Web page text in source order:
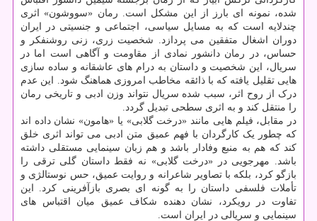
شده، نمونه ای بارز از این مشکل است. رمان «سووشون» اثری
چندلایه است که به مسایل سیاسی، اجتماعی و جنسیتی در ایران
دوران اشغال متفقین می پردازد. شخصیت زری، زنی روشنفکر و
حساس، در رمان دانشور نمادی از مقاومت و آگاهی است اما در
سریال، این شخصیت و داستان به درام های عاشقانه و ساده سازی
هایی تقلیل یافته که با ذائقه مخاطب امروزی هماهنگ شود. این عدم
درک از روح اثر، سبب شده سریال نتواند وزن ادبی و تاریخی رمان
را منتقل کند و به اثری سطحی تبدیل گردد.
در مقابل، فیلم هایی مانند «درخت گلابی» یا «هامون» نشان داده اند
که چطور یک کارگردان با فهم عمیق متن ادبی می تواند اثری خلق
کند که هم به منبع وفادار باشد و هم زبان سینمایی مستقلی داشته
باشد. مهرجویی در «درخت گلابی» نه فقط داستان گلی ترقی را
بازگو کرد، بلکه با تصاویر شاعرانه و روایت عمیق، حس نوستالژی و
تأملات فلسفی داستان را به گونه ای بصری بازآفرینی کرد. این
تفاوت در رویکرد، نشان دهنده شکاف عمیق میان اقتباس های
سینمایی و سریالی در ایران است.